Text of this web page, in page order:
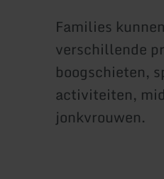
Families
verschillende
boogschieten,
activiteiten,
jonkvrouwen.